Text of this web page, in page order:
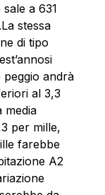
a 631
stessa
di tipo
andrà
al 3,3
media
per mille,
farebbe
A2